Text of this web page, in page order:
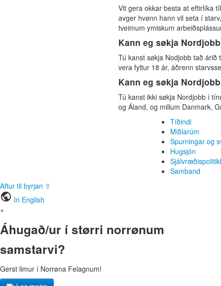
Vit gera okkar besta at eftirlíka
avger hvønn hann vil seta í
tveimum ymiskum
Kann eg søkja
Tú kanst søkja Nodjobb tað
vera fyltur 18 ár, áðrenn
Kann eg søkja
Tú kanst ikki søkja Nordjobb í
og Áland, og millum Danmark,
Tíðindi
Miðlarúm
Spurningar og
Hugsjón
Samband
Aftur til byrjan ⇧
public In English
×
Áhugað/ur í størri norrønum
samstarvi?
Gerst limur í Norrøna Felagnum!